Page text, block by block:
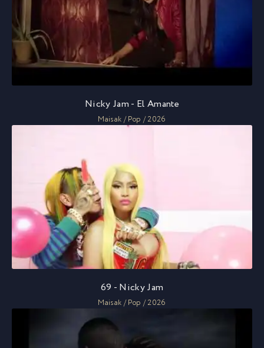
Nicky Jam - El Amante
Maisak / Pop / 2026
69 - Nicky Jam
Maisak / Pop / 2026